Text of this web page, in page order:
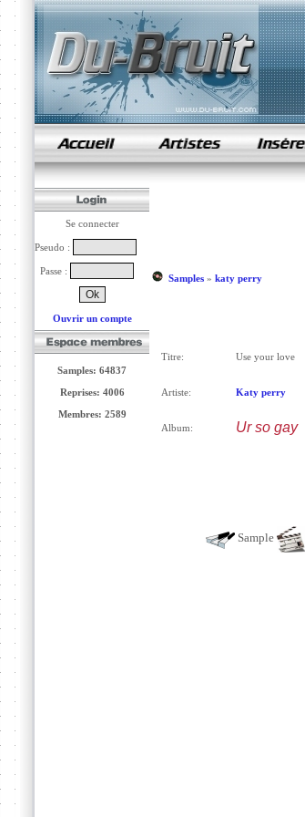
samples de rap
Se connecter
Pseudo :
Passe :
Ouvrir un compte
Samples: 64837
Reprises: 4006
Membres: 2589
Samples» katy perry
Titre: Use your love
Artiste: Katy perry
Album: Ur so gay
Sample